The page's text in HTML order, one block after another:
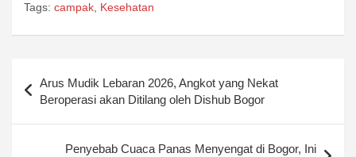
Tags: campak Kesehatan
navigation
Arus Mudik Lebaran 2026, Angkot yang Nekat
Beroperasi akan Ditilang oleh Dishub Bogor
Penyebab Cuaca Panas Menyengat di Bogor, Ini